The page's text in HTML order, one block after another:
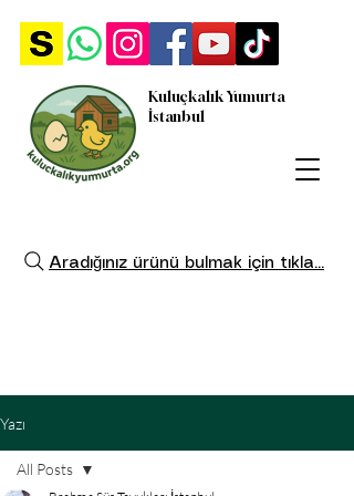
Kuluçkalık Yumurta
İstanbul
Aradığınız ürünü bulmak için tıkla...
Yazı
All Posts